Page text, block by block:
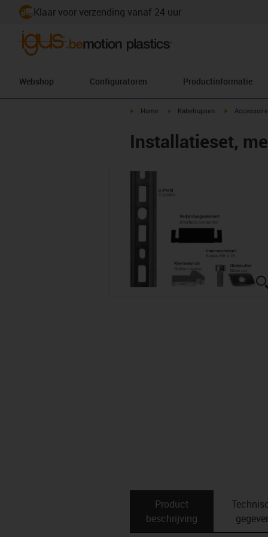
Klaar voor verzending vanaf 24 uur
Webshop Configuratoren Productinformatie
igus-icon-arrow-right
Home igus-icon-arrow-right
Kabelrupsen igus-icon-
Installatieset,
Product
beschrijving